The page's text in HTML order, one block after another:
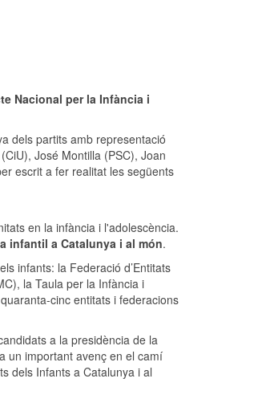
Nacional per la Infància i
dels partits amb representació
José Montilla (PSC), Joan
escrit a fer realitat les següents
en la infància i l'adolescència.
infantil a Catalunya i al món.
infants: la Federació d’Entitats
la Taula per la Infància i
cinc entitats i federacions
a la presidència de la
un important avenç en el camí
dels Infants a Catalunya i al